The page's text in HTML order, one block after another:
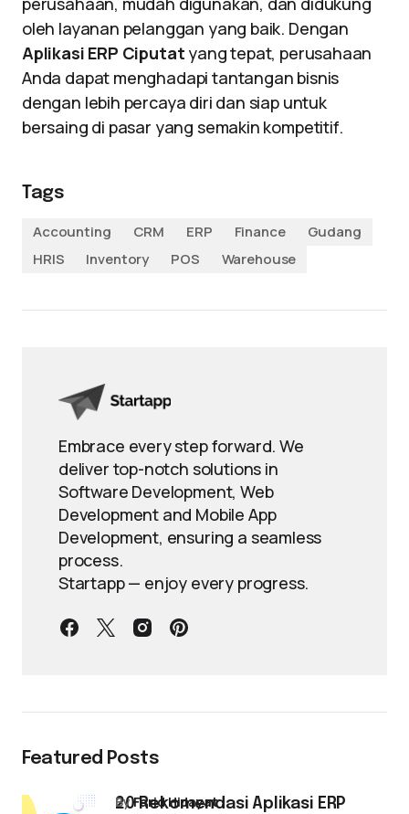
oleh layanan pelanggan yang baik. Dengan
Aplikasi ERP Ciputat yang tepat, perusahaan
Anda dapat menghadapi tantangan bisnis
dengan lebih percaya diri dan siap untuk
bersaing di pasar yang semakin kompetitif.
Tags
Accounting
CRM ERP Finance
Gudang
HRIS
Inventory POS Warehouse
Embrace every step forward. We
deliver top-notch solutions in
Software Development, Web
Development and Mobile App
Development, ensuring a seamless
process.
Startapp — enjoy every progress.
Featured Posts
20 Rekomendasi Aplikasi ERP
byFarid Hidayat